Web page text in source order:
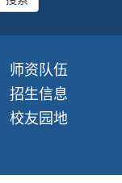
师资队伍
招生信息
校友园地